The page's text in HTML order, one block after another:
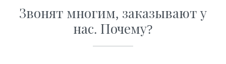
Звонят многим, заказывают у
нас. Почему?